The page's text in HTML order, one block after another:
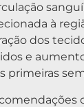
à
dos
e
primeiras